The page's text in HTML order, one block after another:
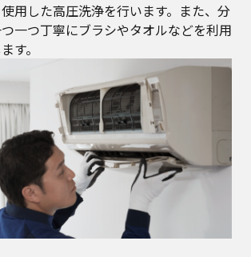
用した高圧洗浄を行います。また、分
一つ丁寧にブラシやタオルなどを利用
す。